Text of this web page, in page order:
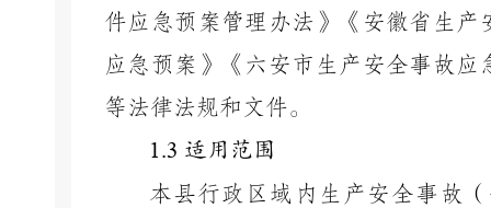
件应急预案管理办法》《安徽省生
应急预案》《六安市生产安全事故
等法律法规和文件。
1.3 适用范围
本县行政区域内生产安全事故